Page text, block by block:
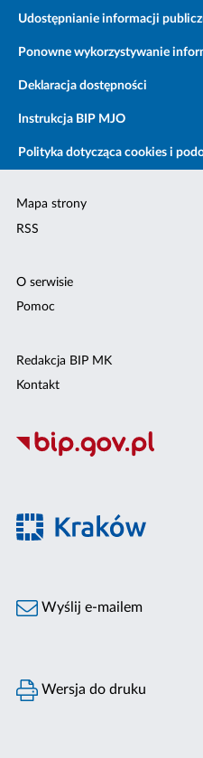
Udostępnianie informacji
Ponowne wykorzystywanie
Deklaracja dostępności
Instrukcja BIP MJO
Polityka dotycząca cookies i
Mapa strony
RSS
O serwisie
Pomoc
Redakcja BIP MK
Kontakt
Wyślij e-mailem
Wersja do druku